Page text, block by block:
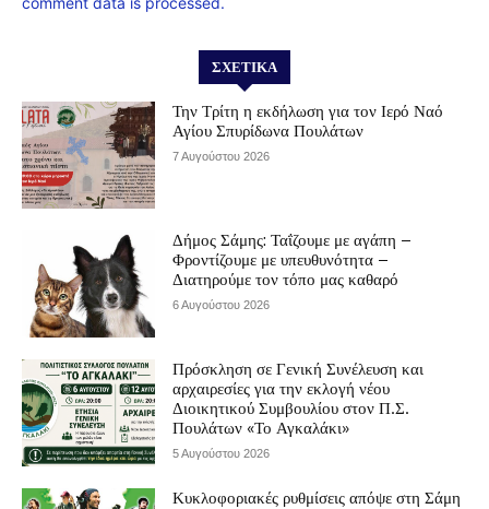
ΣΧΕΤΙΚΆ
Την Τρίτη η εκδήλωση για τον Ιερό Ναό
Αγίου Σπυρίδωνα Πουλάτων
7 Αυγούστου 2026
Δήμος Σάμης: Ταΐζουμε με αγάπη –
Φροντίζουμε με υπευθυνότητα –
Διατηρούμε τον τόπο μας καθαρό
6 Αυγούστου 2026
Πρόσκληση σε Γενική Συνέλευση και
αρχαιρεσίες για την εκλογή νέου
Διοικητικού Συμβουλίου στον Π.Σ.
Πουλάτων «Το Αγκαλάκι»
5 Αυγούστου 2026
Κυκλοφοριακές ρυθμίσεις απόψε στη Σάμη